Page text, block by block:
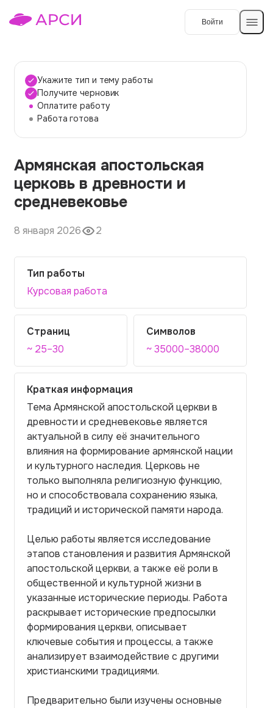
Войти
Темы работ
О сервисе
О компании
Наши гарантии
Вопросы и ответы
Контакты
Укажите тип и тему работы
Получите черновик
Оплатите работу
Работа готова
Армянская апостольская
церковь в древности и
средневековье
8 января 2026 2
Тип работы
Курсовая работа
Страниц
~ 25–30
Символов
~ 35000–38000
Краткая информация
Тема Армянской апостольской церкви в
древности и средневековье является
актуальной в силу её значительного
влияния на формирование армянской нации
и культурного наследия. Церковь не
только выполняла религиозную функцию,
но и способствовала сохранению языка,
традиций и исторической памяти народа.
Целью работы является исследование
этапов становления и развития Армянской
апостольской церкви, а также её роли в
общественной и культурной жизни в
указанные исторические периоды. Работа
раскрывает исторические предпосылки
формирования церкви, описывает
ключевые события и процессы, а также
анализирует взаимодействие с другими
христианскими традициями.
Предварительно были изучены основные